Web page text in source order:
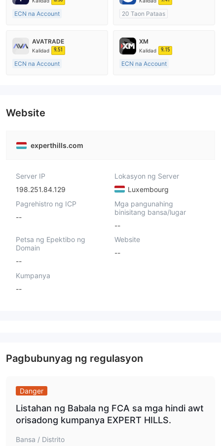
ECN na Account
Paggawa ng Market (MM)
20 Taon Pataas
Paggawa ng Market (MM)
Pangunahing label na MT4
AVATRADE
Kalidad 9.51
ECN na Account
Pangunahing label na MT4
XM
Kalidad 9.15
ECN na Account
Website
experthills.com
Server IP
198.251.84.129
Lokasyon ng Server
Luxembourg
Pagrehistro ng ICP
--
Mga pangunahing
binisitang bansa/lugar
--
Petsa ng Epektibo ng
Domain
--
Website
--
Kumpanya
--
Pagbubunyag ng regulasyon
Danger
Listahan ng Babala ng FCA sa mga hindi awt
orisadong kumpanya EXPERT HILLS.
Bansa / Distrito